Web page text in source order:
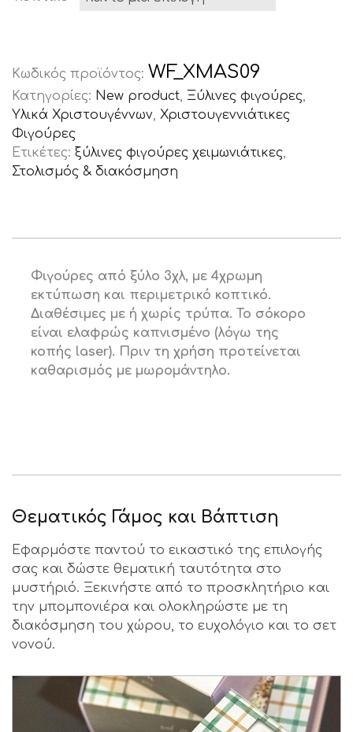
Κωδικός προϊόντος: WF_XMAS09
Κατηγορίες: New product, Ξύλινες φιγούρες,
Υλικά Χριστουγέννων, Χριστουγεννιάτικες
Φιγούρες
Ετικέτες: ξύλινες φιγούρες χειμωνιάτικες,
Στολισμός & διακόσμηση
Φιγούρες από ξύλο 3χλ, με 4χρωµη
εκτύπωση και περιμετρικό κοπτικό.
Διαθέσιμες με ή χωρίς τρύπα. Το σόκορο
είναι ελαφρώς καπνισμένο (λόγω της
κοπής laser). Πριν τη χρήση προτείνεται
καθαρισμός με μωρομάντηλο.
Θεματικός Γάμος και Βάπτιση
Εφαρμόστε παντού το εικαστικό της επιλογής
σας και δώστε θεματική ταυτότητα στο
μυστήριό. Ξεκινήστε από το προσκλητήριο και
την μπομπονιέρα και ολοκληρώστε με τη
διακόσμηση του χώρου, το ευχολόγιο και το σετ
νονού.